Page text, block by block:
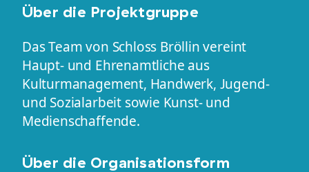
Über die Projektgruppe
Das Team von Schloss Bröllin vereint
Haupt- und Ehrenamtliche aus
Kulturmanagement, Handwerk, Jugend-
und Sozialarbeit sowie Kunst- und
Medienschaffende.
Über die Organisationsform